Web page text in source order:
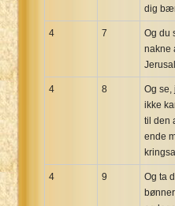
dig
4 7
Og du
nakne
4 8
Og se,
ikke
til den
ende
4 9
Og ta